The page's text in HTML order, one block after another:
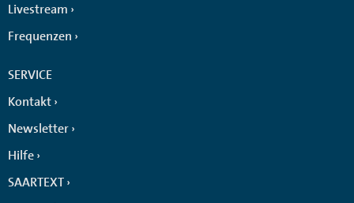
Livestream
Frequenzen
SERVICE
Kontakt
Newsletter
Hilfe
SAARTEXT